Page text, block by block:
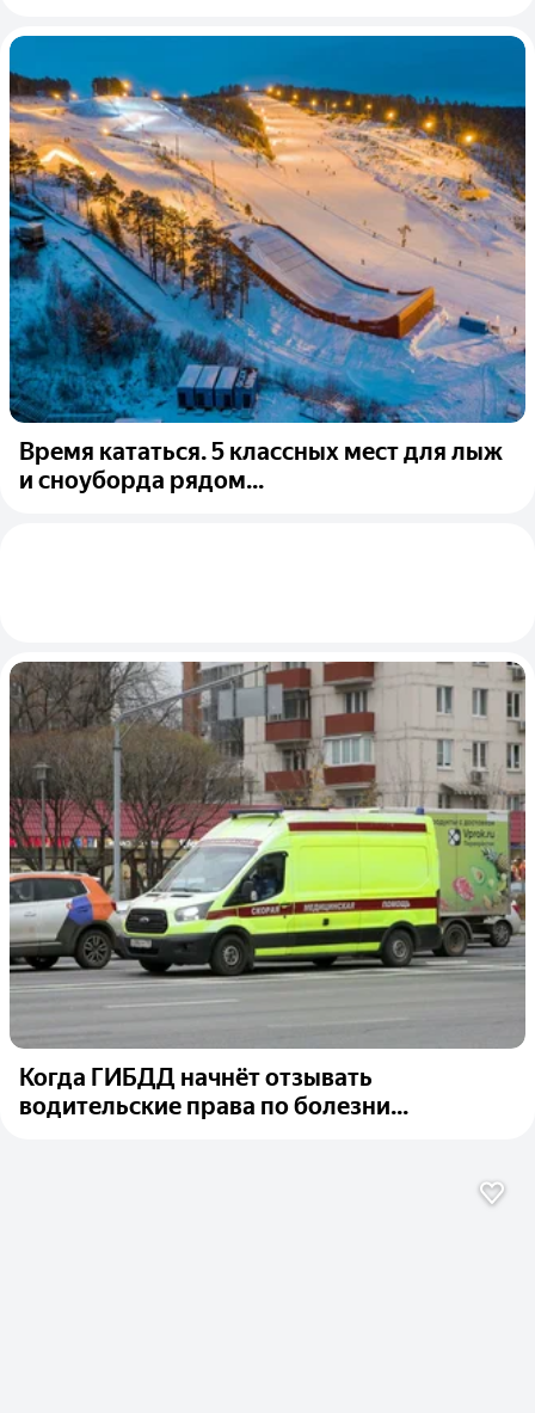
Время кататься. 5 классных мест для лыж
и сноуборда рядом...
Когда ГИБДД начнёт отзывать
водительские права по болезни...